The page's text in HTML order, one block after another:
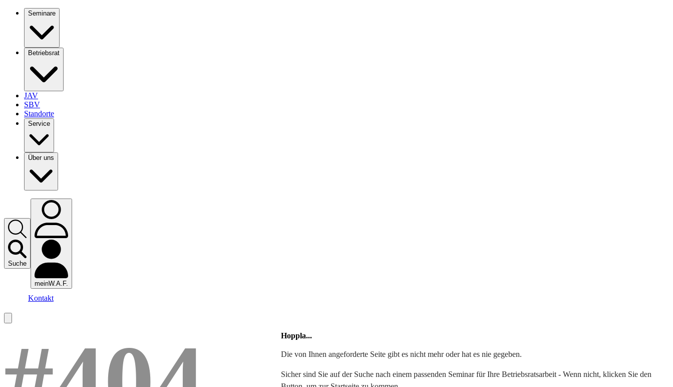
Seminare
Betriebsrat
JAV
SBV
Standorte
Service
Über uns
Suche
meinW.A.F.
Kontakt
Hoppla...
Die von Ihnen angeforderte Seite gibt es nicht mehr oder hat es nie gegeben.
Sicher sind Sie auf der Suche nach einem passenden Seminar für Ihre Betriebsratsarbeit - Wenn nicht, klicken Sie den